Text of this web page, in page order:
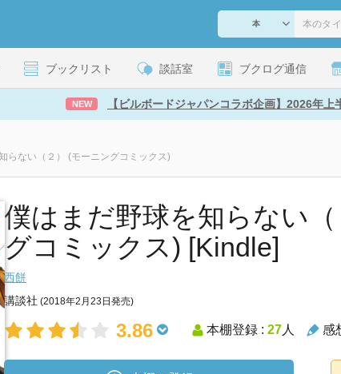
ブックリスト 談話室 ブクログ通信
NEW 【ビルボードジャパンコラボ企画】2026年上
らない（２） (モーニングコミックス)
僕はまだ野球を知らない
グコミックス) [Kindle]
西餅
講談社 (2018年2月23日発売)
3.86 本棚登録 : 27人 感